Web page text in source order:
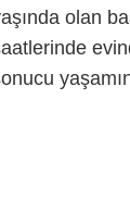
olan